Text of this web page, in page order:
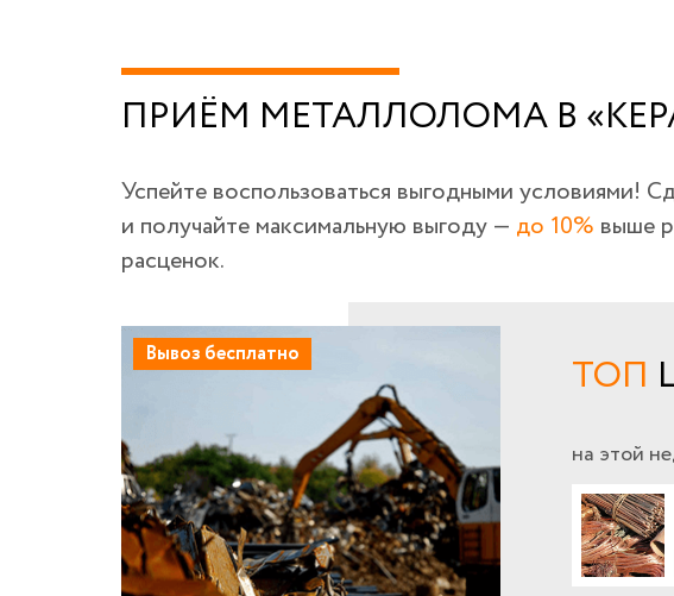
ПРИЁМ МЕТАЛЛОЛОМА В
Успейте воспользоваться выгодными условиями!
и получайте максимальную выгоду — до 10% выше
расценок.
Вывоз бесплатно ТОП
на этой